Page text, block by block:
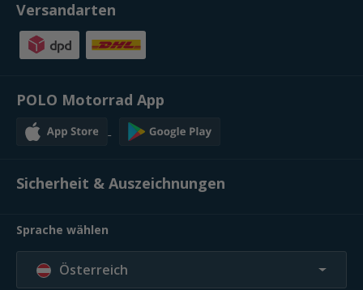
Versandarten
POLO Motorrad App
Sicherheit & Auszeichnungen
Sprache wählen
Österreich